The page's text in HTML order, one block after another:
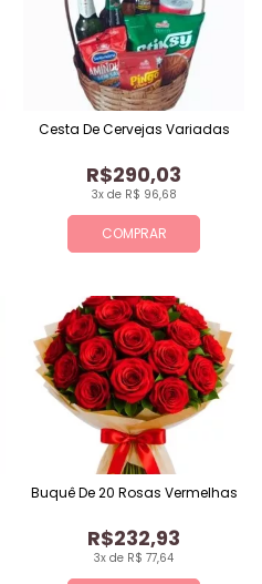
COMPRAR
3x de R$ 96,68
R$290,03
Cesta De Cervejas Variadas
3x de R$ 77,64
R$232,93
Buquê De 20 Rosas Vermelhas